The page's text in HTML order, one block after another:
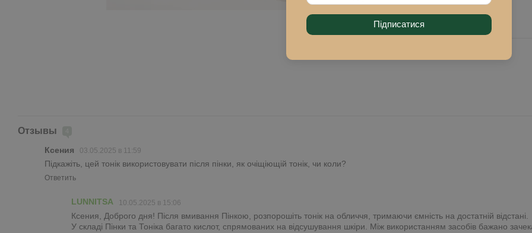
Підписатися
Отзывы
Ксения 03.05.2025 в 11:59
Підкажіть, цей тонік використовувати після пінки, як очіщіющій тонік, чи коли?
Ответить
LUNNITSA 10.05.2025 в 15:06
Ксения, Доброго дня! Після вмивання Пінкою, розпорошіть тонік на обличчя, тримаючи ємність на достатній відстані.
У складі Пінки та Тоніка багато кислот, спрямованих на відсушування шкіри. Між використанням засобів бажано